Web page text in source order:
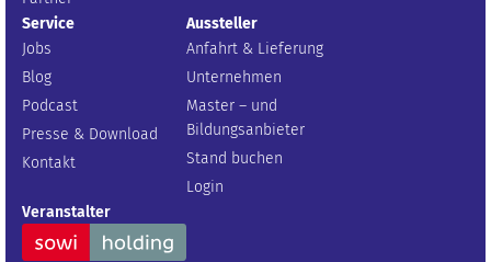
Service
Jobs
Blog
Podcast
Presse & Download
Kontakt
Aussteller
Anfahrt & Lieferung
Unternehmen
Master – und
Bildungsanbieter
Stand buchen
Login
Veranstalter